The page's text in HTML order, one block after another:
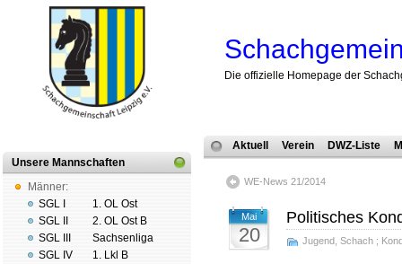
Die offizielle Homepage der
Unsere Mannschaften
Männer:
SGL I
SGL II
SGL III
SGL IV
1. OL Ost
2. OL Ost B
Sachsenliga
1. Lkl B
Aktuell Verein DWZ-Liste
WE-News 21/2014
Mai
20
Politisches
Jugend Schach ;